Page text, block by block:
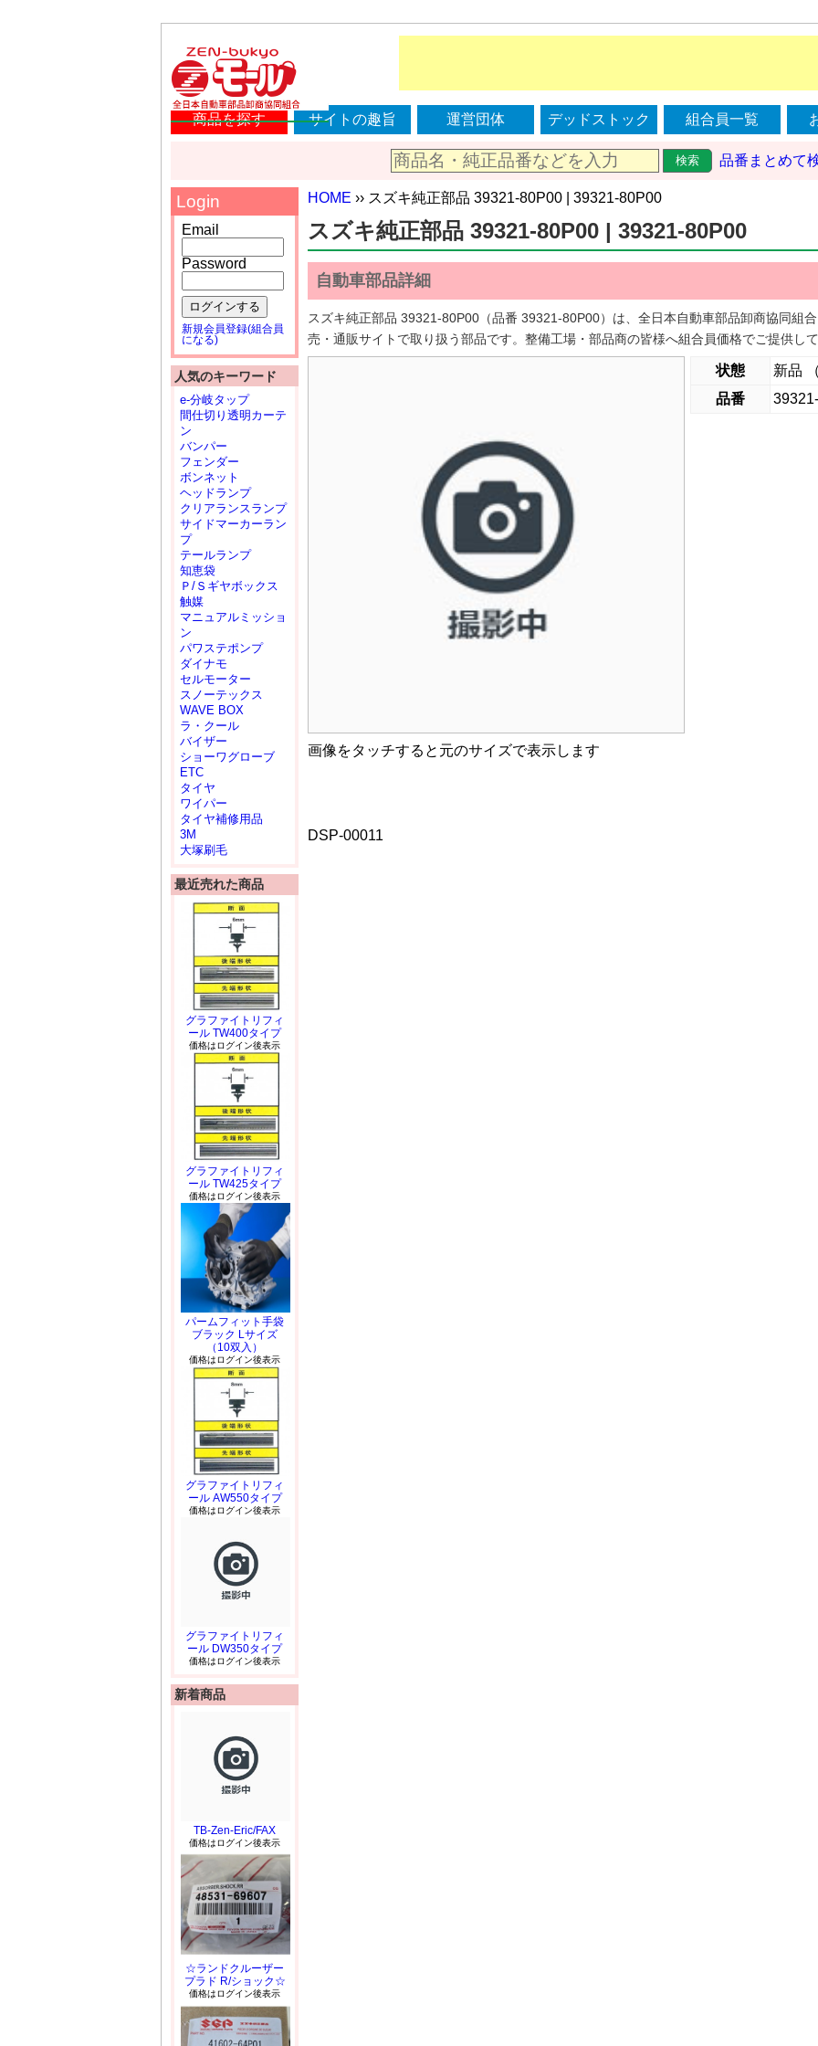
商品を探す サイトの趣旨 運営団体 デッドストック 組合員一覧
検索 品番まとめて
HOME ›› スズキ純正部品 39321-80P00 | 39321-80P00
スズキ純正部品 39321-80P00 | 39321-80P00
自動車部品詳細
スズキ純正部品 39321-80P00（品番 39321-80P00）は、全日本自動車部品卸商協同組
売・通販サイトで取り扱う部品です。整備工場・部品商の皆様へ組合員価格でご提供し
画像をタッチすると元のサイズで表示します
状態
新品
品番
DSP-00011
Login
Email
Password
ログインする
新規会員登録(組合員
になる)
人気のキーワード
e-分岐タップ
間仕切り透明カーテ
ン
バンパー
フェンダー
ボンネット
ヘッドランプ
クリアランスランプ
サイドマーカーラン
プ
テールランプ
知恵袋
Ｐ/Ｓギヤボックス
触媒
マニュアルミッショ
ン
パワステポンプ
ダイナモ
セルモーター
スノーテックス
WAVE BOX
ラ・クール
バイザー
ショーワグローブ
ETC
タイヤ
ワイパー
タイヤ補修用品
3M
大塚刷毛
最近売れた商品
グラファイトリフィ
ール TW400タイプ
価格はログイン後表示
グラファイトリフィ
ール TW425タイプ
価格はログイン後表示
パームフィット手袋
ブラック Lサイズ
（10双入）
価格はログイン後表示
グラファイトリフィ
ール AW550タイプ
価格はログイン後表示
グラファイトリフィ
ール DW350タイプ
価格はログイン後表示
新着商品
TB-Zen-Eric/FAX
価格はログイン後表示
☆ランドクルーザー
プラド R/ショック☆
価格はログイン後表示